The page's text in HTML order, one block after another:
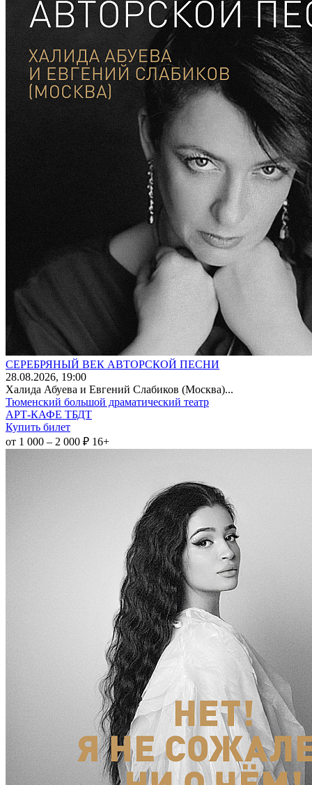
СЕРЕБРЯНЫЙ ВЕК АВТОРСКОЙ ПЕСНИ
28.08.2026, 19:00
Халида Абуева и Евгений Слабиков (Москва)...
Тюменский большой драматический театр
АРТ-КАФЕ ТБДТ
Купить билет
от 1 000 – 2 000 ₽ 16+